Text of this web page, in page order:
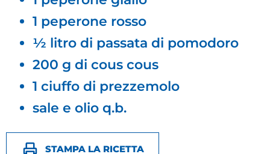
1 peperone rosso​
½ litro di passata di pomodoro​
200 g di cous cous​
1 ciuffo di prezzemolo
sale e olio q.b.
STAMPA LA RICETTA